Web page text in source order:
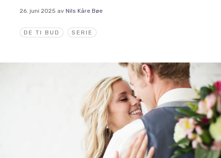
DE TI BUD SERIE
26. juni 2025 av Nils Kåre Bøe